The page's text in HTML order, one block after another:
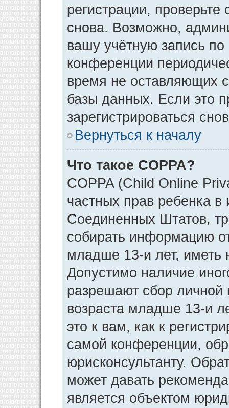
регистрации,
снова. Возможно,
вашу учётную запись
конференции
время не оставляющих
базы данных. Если это
зарегистрироваться
Вернуться к началу
Что такое COPPA?
COPPA (Child Online
частных прав ребенка в
Соединенных Штатов,
собирать информацию
младше 13-и лет, иметь
Допустимо наличие
разрешают сбор
возраста младше 13-и
это к вам, как к
самой конференции,
юрисконсультанту.
может давать
является объектом